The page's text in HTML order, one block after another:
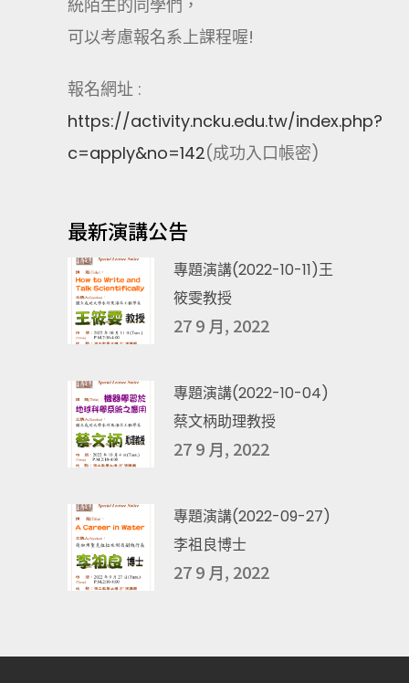
統陌生的同學們，
可以考慮報名系上課程喔!
報名網址 :
https://activity.ncku.edu.tw/index.php?
c=apply&no=142(成功入口帳密)
最新演講公告
專題演講(2022-10-11)王
筱雯教授
27 9 月, 2022
專題演講(2022-10-04)
蔡文柄助理教授
27 9 月, 2022
專題演講(2022-09-27)
李祖良博士
27 9 月, 2022